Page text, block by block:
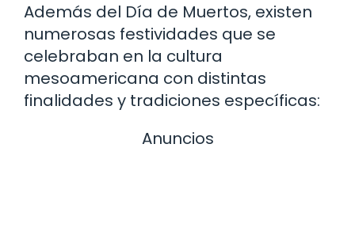
Además del Día de Muertos, existen
numerosas festividades que se
celebraban en la cultura
mesoamericana con distintas
finalidades y tradiciones específicas:
Anuncios